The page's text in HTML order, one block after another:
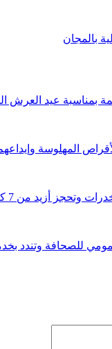
بالمجان
بمناسبة عيد العرش
المهلوسة
7 كيلوغرامات من الشيرا .
للصحافة وتندد